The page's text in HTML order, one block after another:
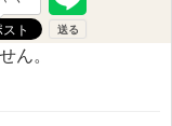
ん。